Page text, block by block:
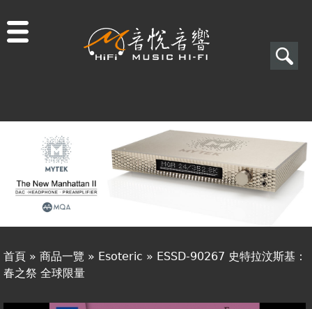
搜
表
單
搜
尋
商品一覽
二手專區
視聽專欄
購物須知
您
首頁 » 商品一覽 » Esoteric » ESSD-90267 史特拉汶斯基：
春之祭 全球限量